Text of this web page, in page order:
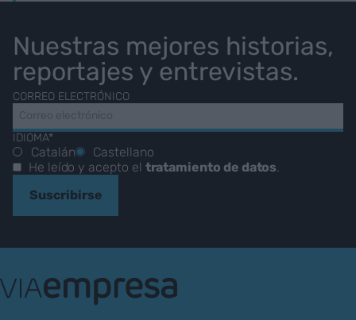
Nuestras mejores historias,
reportajes y entrevistas.
CORREO ELECTRÓNICO
IDIOMA*
Catalán
Castellano
He leído y acepto el tratamiento de datos
Suscribirse